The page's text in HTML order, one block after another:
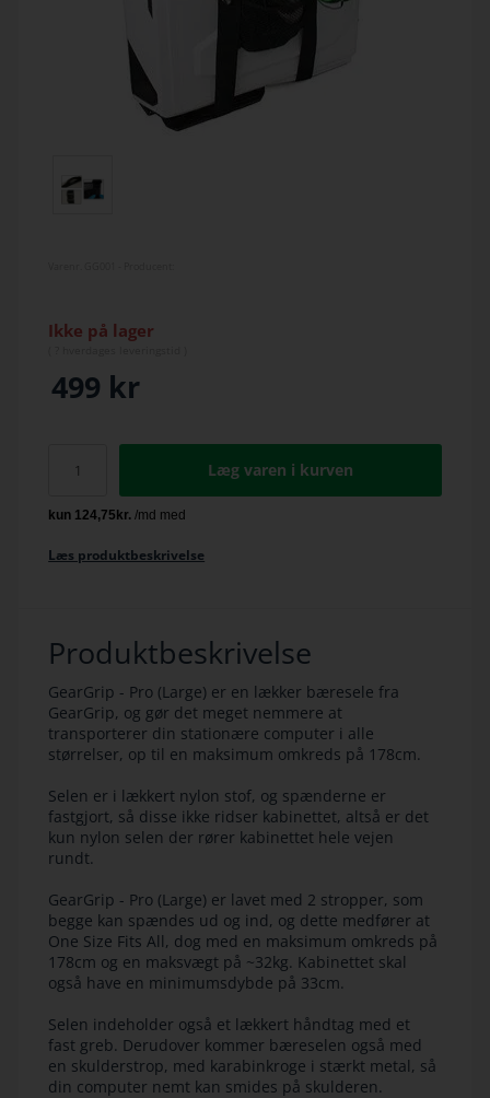
Ikke på lager
499 kr
Læg varen i kurven
Læs produktbeskrivelse
Produktbeskrivelse
GearGrip - Pro (Large) er en lækker bæresele fra
GearGrip, og gør det meget nemmere at
transporterer din stationære computer i alle
størrelser, op til en maksimum omkreds på 178cm.
Selen er i lækkert nylon stof, og spænderne er
fastgjort, så disse ikke ridser kabinettet, altså er det
kun nylon selen der rører kabinettet hele vejen
rundt.
GearGrip - Pro (Large) er lavet med 2 stropper, som
begge kan spændes ud og ind, og dette medfører at
One Size Fits All, dog med en maksimum omkreds på
178cm og en maksvægt på ~32kg. Kabinettet skal
også have en minimumsdybde på 33cm.
Selen indeholder også et lækkert håndtag med et
fast greb. Derudover kommer bæreselen også med
en skulderstrop, med karabinkroge i stærkt metal, så
din computer nemt kan smides på skulderen.